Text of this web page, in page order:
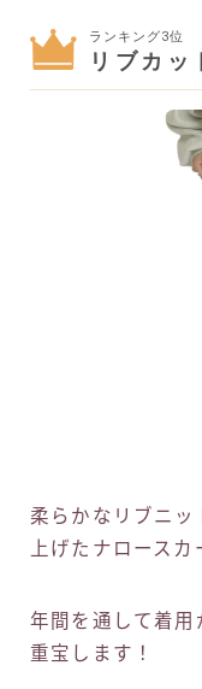
ランキング3位
リブカッ
柔らかなリブニ
上げたナロースカ
年間を通して着用
重宝します！